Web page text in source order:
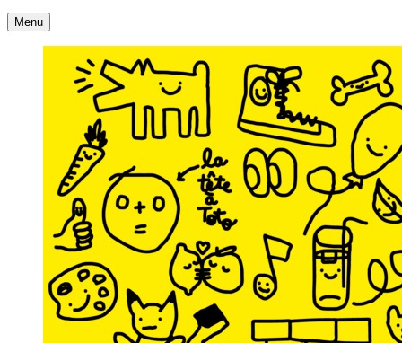
Accueil
Menu Contact